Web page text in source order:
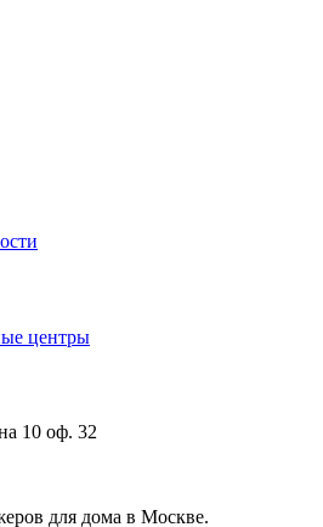
центры
10 оф. 32
для дома в Москве.